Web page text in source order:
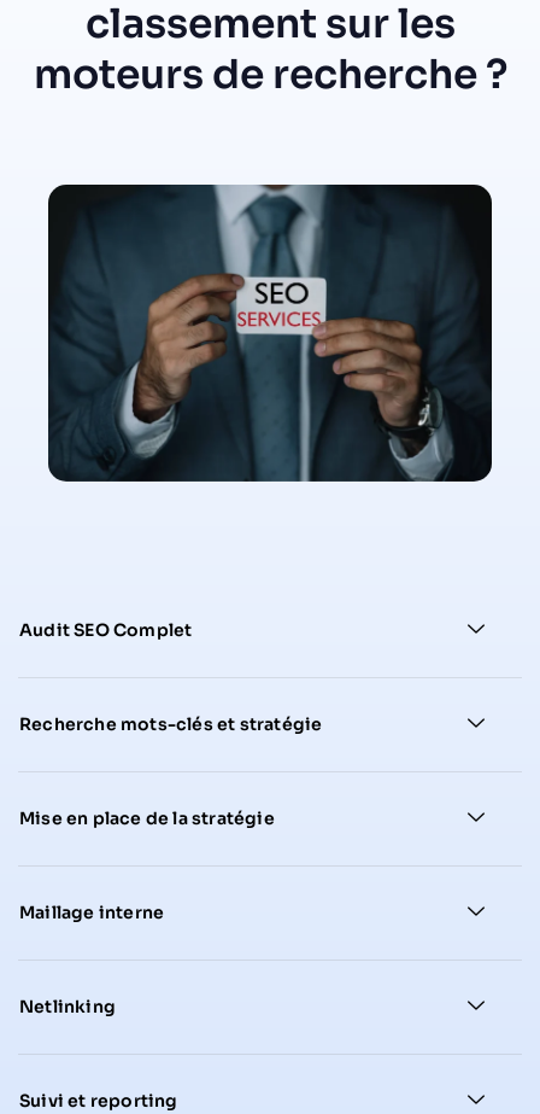
classement sur les
moteurs de recherche ?
Audit SEO Complet
Recherche mots-clés et stratégie
Mise en place de la stratégie
Maillage interne
Netlinking
Suivi et reporting